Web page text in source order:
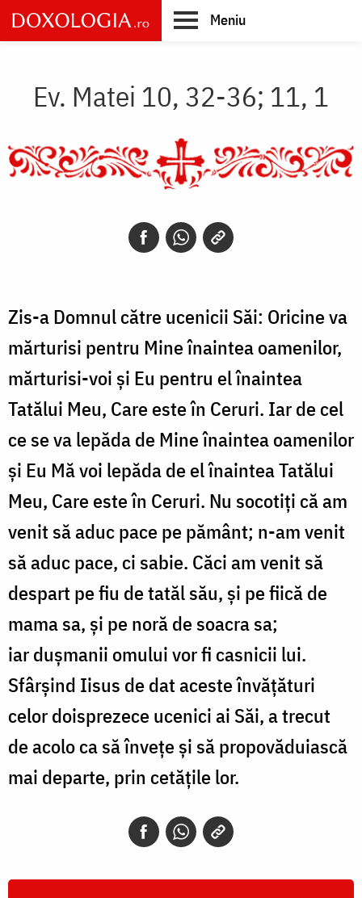
Skip
to
main
Meniu
Ev. Matei 10, 32-36; 11, 1
Zis-a Domnul către ucenicii Săi: Oricine va
mărturisi pentru Mine înaintea oamenilor,
mărturisi-voi și Eu pentru el înaintea
Tatălui Meu, Care este în Ceruri. Iar de cel
ce se va lepăda de Mine înaintea oamenilor
și Eu Mă voi lepăda de el înaintea Tatălui
Meu, Care este în Ceruri. Nu socotiți că am
venit să aduc pace pe pământ; n-am venit
să aduc pace, ci sabie. Căci am venit să
despart pe fiu de tatăl său, și pe fiică de
mama sa, și pe noră de soacra sa;
iar dușmanii omului vor fi casnicii lui.
Sfârșind Iisus de dat aceste învățături
celor doisprezece ucenici ai Săi, a trecut
de acolo ca să învețe și să propovăduiască
mai departe, prin cetățile lor.